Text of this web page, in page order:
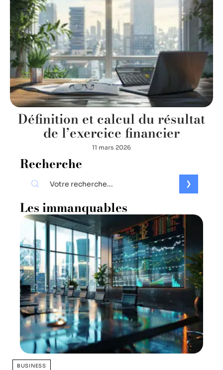
Définition et calcul du résultat
de l’exercice financier
11 mars 2026
Recherche
Les immanquables
BUSINESS